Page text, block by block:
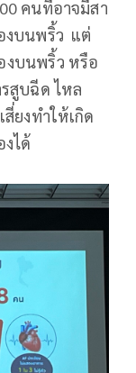
คนที่อาจมีสา
งบนพริ้ว แต่
งบนพริ้ว หรือ
สูบฉีด ไหล
ยงทำให้เกิด
ได้